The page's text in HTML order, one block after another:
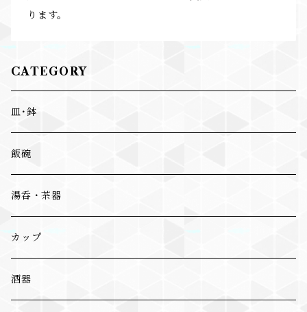
ります。
CATEGORY
皿･鉢
飯碗
湯呑・茶器
カップ
酒器